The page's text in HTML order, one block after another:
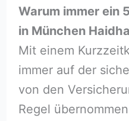
Warum immer ein
in München
Mit einem
immer auf der
von den
Regel